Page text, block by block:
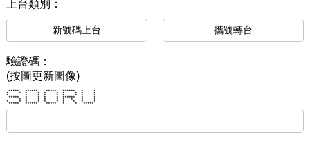
上台類別：
新號碼上台 攜號轉台
驗證碼：
(按圖更新圖像)
***** ****** ***** ****** * *
* * * * * * * * * *
* * * * * * * * *
***** * * * * ****** * *
* * * * * * * * *
* * * * * * * * * *
***** ****** ***** * * *****